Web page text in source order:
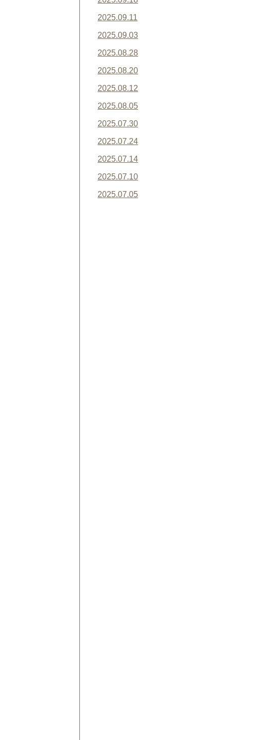
2025.09.11
2025.09.03
2025.08.28
2025.08.20
2025.08.12
2025.08.05
2025.07.30
2025.07.24
2025.07.14
2025.07.10
2025.07.05